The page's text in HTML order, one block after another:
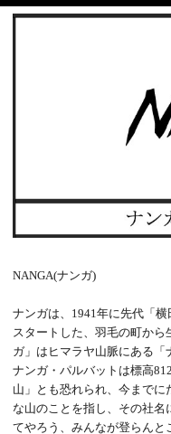
NANGA(ナンガ)
ナンガは、1941年に先代「
スタートした、羽毛の町か
ガ」はヒマラヤ山脈にある「
ナンガ・パルバットは標高
山」とも恐れられ、今まで
な山のことを指し、その社名
てやろう、みんなが登らん